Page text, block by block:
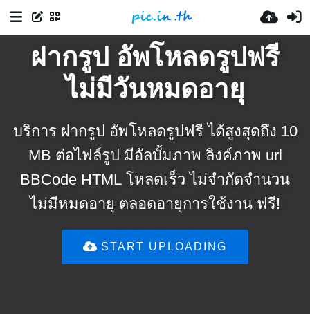
ฝากรูป อัพโหลดรูปฟรี
ไม่มีวันหมดอายุ
บริการ ฝากรูป อัพโหลดรูปฟรี ได้สูงสุดถึง 10
MB ต่อไฟล์รูป มีอัลบั้มภาพ ลิงค์ภาพ url
BBCode HTML โหลดเร็ว ไม่จำกัดจำนวน
ไม่มีหมดอายุ ตลอดอายุการใช้งาน ฟรี!
START UPLOADING